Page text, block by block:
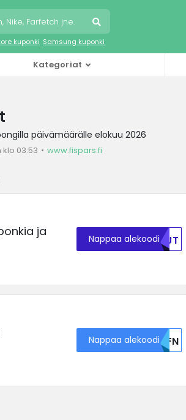
kuponki Samsung kuponki
Kategoriat
päivämäärälle elokuu 2026
03:53 www.fispars.fi
ja
Nappaa alekoodiNTJT
Nappaa alekoodiU0FN